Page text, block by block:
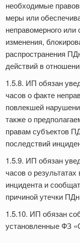
необходимые
меры или
неправомерного или
изменения,
распространения
действий в
1.5.8. ИП обязан
часов о факте
повлекшей
также о
правам субъектов
последствий
1.5.9. ИП обязан
часов о
инцидента и
причиной утечки
1.5.10. ИП обязан
установленные ФЗ